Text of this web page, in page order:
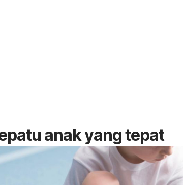
anak yang tepat